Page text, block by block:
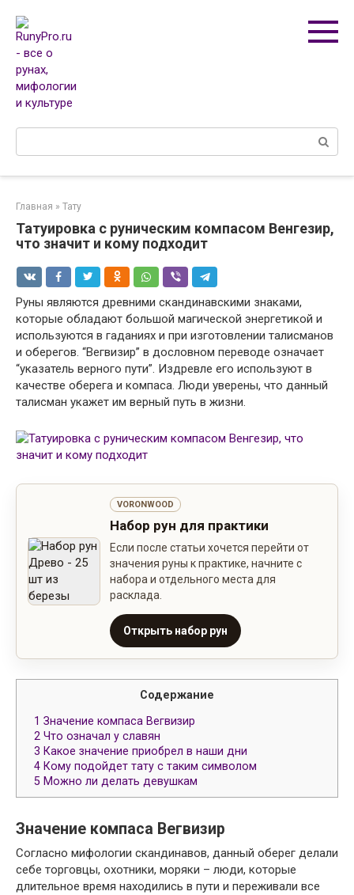
контенту
Главная » Тату
Татуировка с руническим компасом Венгезир,
что значит и кому подходит
Руны являются древними скандинавскими знаками,
которые обладают большой магической энергетикой и
используются в гаданиях и при изготовлении талисманов
и оберегов. “Вегвизир” в дословном переводе означает
“указатель верного пути”. Издревле его используют в
качестве оберега и компаса. Люди уверены, что данный
талисман укажет им верный путь в жизни.
VORONWOOD
Набор рун для практики
Если после статьи хочется перейти от
значения руны к практике, начните с
набора и отдельного места для
расклада.
Открыть набор рун
Содержание
1 Значение компаса Вегвизир
2 Что означал у славян
3 Какое значение приобрел в наши дни
4 Кому подойдет тату с таким символом
5 Можно ли делать девушкам
Значение компаса Вегвизир
Согласно мифологии скандинавов, данный оберег делали
себе торговцы, охотники, моряки – люди, которые
длительное время находились в пути и переживали все